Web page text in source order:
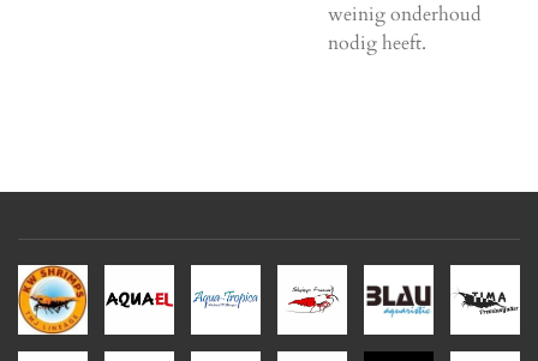
weinig onderhoud
nodig heeft.